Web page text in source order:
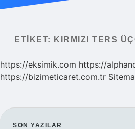
Yasal Uyarı
Hakkımızda
ETIKET: KIRMIZI TERS
https://eksimik.com https://
https://bizimeticaret.com.tr
SON YAZILAR